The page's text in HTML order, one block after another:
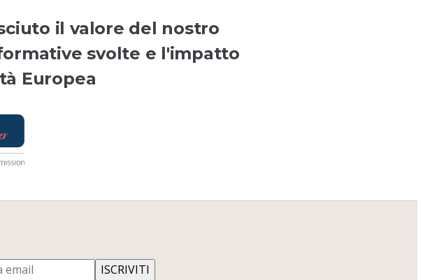
il valore del nostro
svolte e l'impatto
Europea
ISCRIVITI